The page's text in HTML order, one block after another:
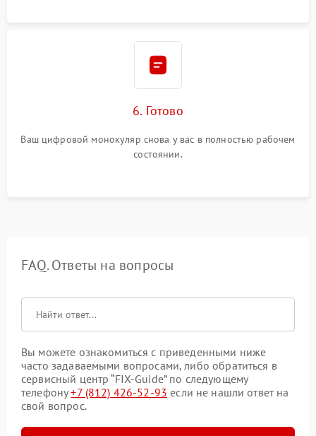
6. Готово
Ваш цифровой монокуляр снова у вас в полностью рабочем
состоянии.
FAQ. Ответы на вопросы
Вы можете ознакомиться с приведенными ниже
часто задаваемыми вопросами, либо обратиться в
сервисный центр “FIX-Guide” по следующему
телефону+7 (812) 426-52-93 если не нашли ответ на
свой вопрос.